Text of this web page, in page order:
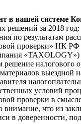
в вашей системе
решений за 2018 год:
по результатам
проверки» НК РФ
«TAXOLOGY»)
налогового
выездной
условий
проверки в
что из
в доверенности,